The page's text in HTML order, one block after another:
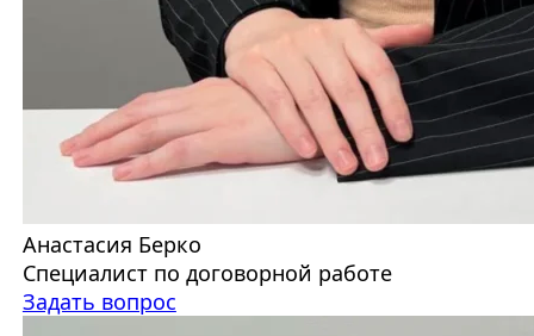
Анастасия Берко
Специалист по договорной работе
Задать вопрос